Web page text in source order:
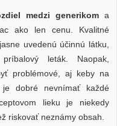
medzi generikom a
ako len cenu. Kvalitné
uvedenú účinnú látku,
leták. Naopak,
problémové, aj keby na
dobré nevnímať každé
lieku je niekedy
riskovať neznámy obsah.